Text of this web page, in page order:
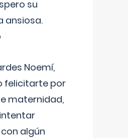
su
ansiosa.
Noemí,
felicitarte por
maternidad,
algún